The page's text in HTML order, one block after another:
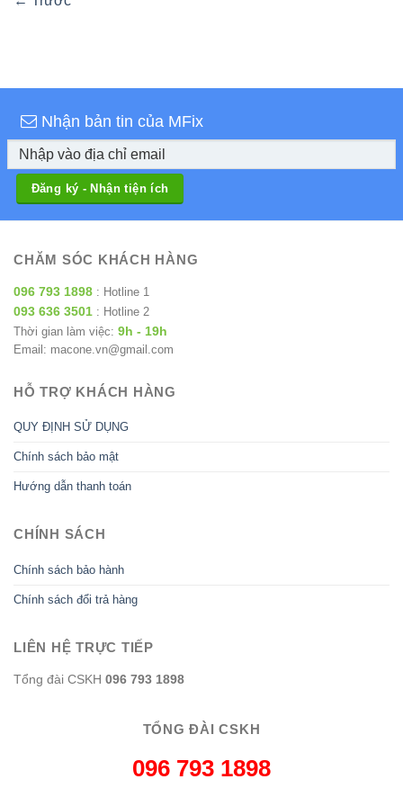
Nhận bản tin của MFix
CHĂM SÓC KHÁCH HÀNG
096 793 1898 : Hotline 1
093 636 3501 : Hotline 2
Thời gian làm việc: 9h - 19h
Email: macone.vn@gmail.com
HỖ TRỢ KHÁCH HÀNG
QUY ĐỊNH SỬ DỤNG
Chính sách bảo mật
Hướng dẫn thanh toán
CHÍNH SÁCH
Chính sách bảo hành
Chính sách đổi trả hàng
LIÊN HỆ TRỰC TIẾP
Tổng đài CSKH 096 793 1898
TỔNG ĐÀI CSKH
096 793 1898